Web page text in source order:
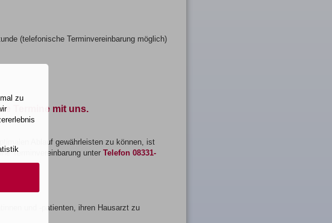
(telefonische Terminvereinbarung möglich)
Termine mit uns.
Ablauf gewährleisten zu können, ist
Terminvereinbarung unter Telefon 08331-
und -patienten, ihren Hausarzt zu
zu